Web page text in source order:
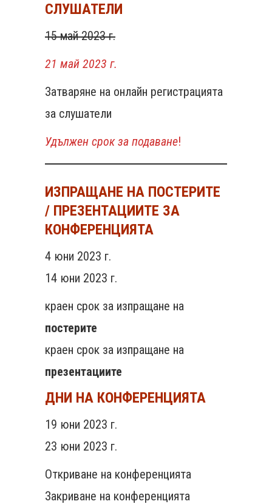
СЛУШАТЕЛИ
15 май 2023 г.
21 май 2023 г.
Затваряне на онлайн регистрацията
за слушатели
Удължен срок за подаване!
ИЗПРАЩАНЕ НА ПОСТЕРИТЕ
/ ПРЕЗЕНТАЦИИТЕ ЗА
КОНФЕРЕНЦИЯТА
4 юни 2023 г.
14 юни 2023 г.
краен срок за изпращане на
постерите
краен срок за изпращане на
презентациите
ДНИ НА КОНФЕРЕНЦИЯТА
19 юни 2023 г.
23 юни 2023 г.
Откриване на конференцията
Закриване на конференцията